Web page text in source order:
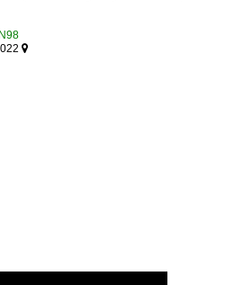
